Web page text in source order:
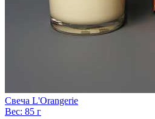
Свеча L'Orangerie
Вес: 85 г